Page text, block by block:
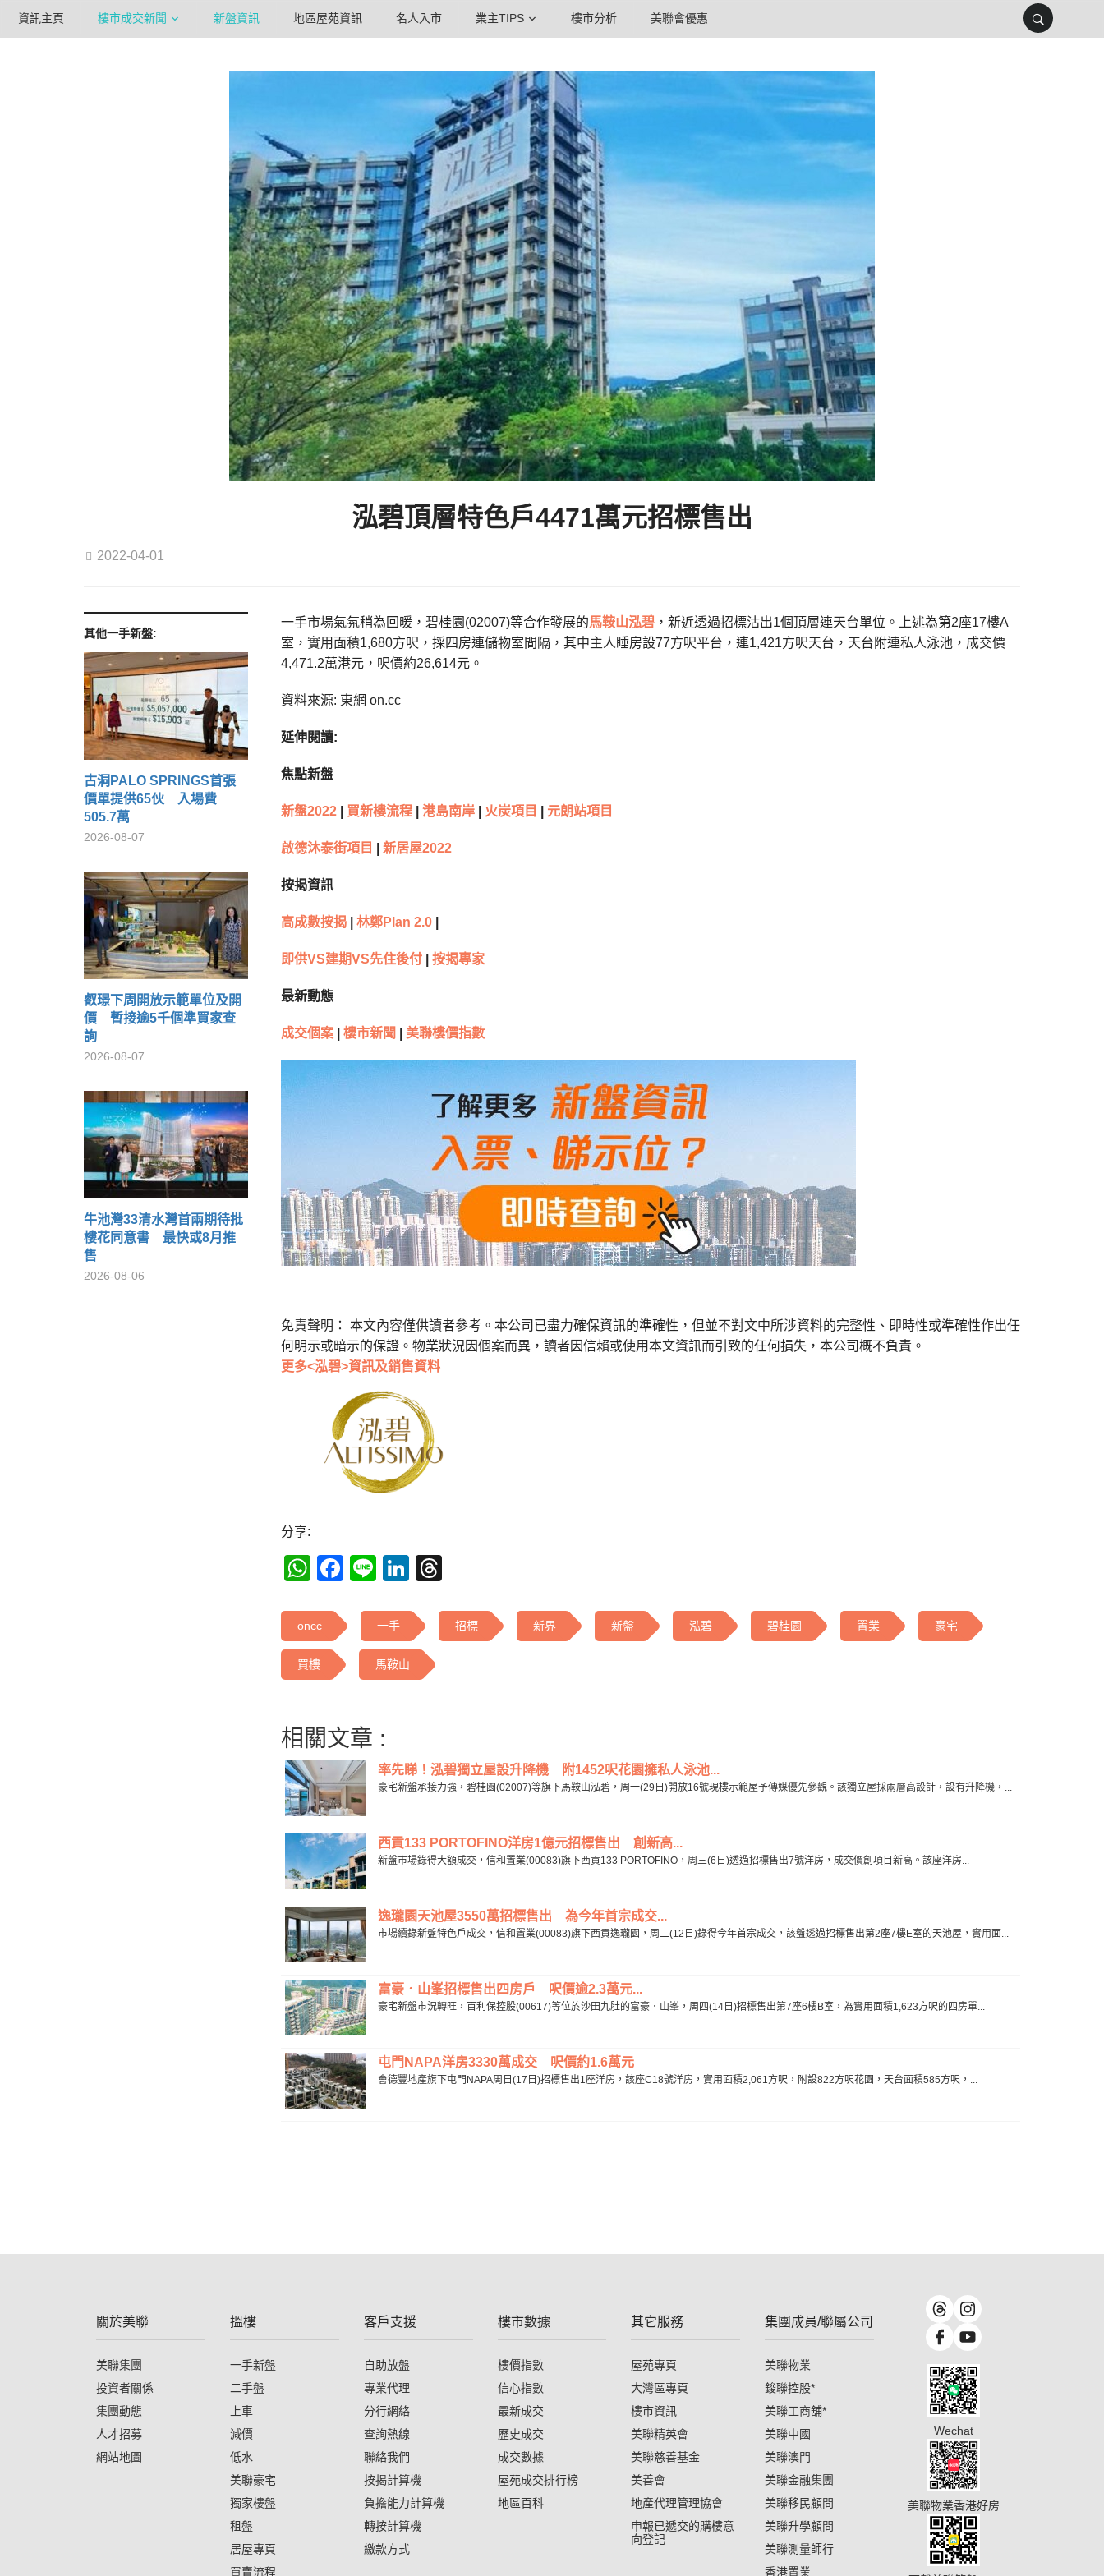
資訊主頁 樓市成交新聞 新盤資訊 地區屋苑資訊 名人入市 業主TIPS 樓市分析 美聯會優惠
泓碧頂層特色戶4471萬元招標售出
2022-04-01
其他一手新盤:
古洞PALO SPRINGS首張
價單提供65伙 入場費
505.7萬
2026-08-07
叡璟下周開放示範單位及開
價 暫接逾5千個準買家查
詢
2026-08-07
牛池灣33清水灣首兩期待批
樓花同意書 最快或8月推
售
2026-08-06
一手市場氣氛稍為回暖，碧桂園(02007)等合作發展的馬鞍山泓碧 ，新近透過招標沽出1個頂層連天台單位。上述為第2座17樓A
室，實用面積1,680方呎，採四房連儲物室間隔，其中主人睡房設77方呎平台，連1,421方呎天台，天台附連私人泳池，成交價
4,471.2萬港元，呎價約26,614元。
資料來源: 東網 on.cc
延伸閱讀:
焦點新盤
新盤2022 買新樓流程 港島南岸 火炭項目 元朗站項目
啟德沐泰街項目 新居屋2022
按揭資訊
高成數按揭 林鄭Plan 2.0
即供VS建期VS先住後付 按揭專家
最新動態
成交個案 樓市新聞 美聯樓價指數
免責聲明： 本文內容僅供讀者參考。本公司已盡力確保資訊的準確性，但並不對文中所涉資料的完整性、即時性或準確性作出任
何明示或暗示的保證。物業狀況因個案而異，讀者因信賴或使用本文資訊而引致的任何損失，本公司概不負責。
更多<泓碧>資訊及銷售資料
分享:
WhatsApp
Facebook
LineLinkedIn
oncc 一手 招標 新界 新盤 泓碧 碧桂園 置業 豪宅
買樓 馬鞍山
相關文章 :
率先睇！泓碧獨立屋設升降機 附1452呎花園擁私人泳池...
豪宅新盤承接力強，碧桂園(02007)等旗下馬鞍山泓碧，周一(29日)開放16號現樓示範屋予傳媒優先參觀。該獨立屋採兩層高設計，設有升降機，...
西貢133 PORTOFINO洋房1億元招標售出 創新高...
新盤市場錄得大額成交，信和置業(00083)旗下西貢133 PORTOFINO，周三(6日)透過招標售出7號洋房，成交價創項目新高。該座洋房...
逸瓏園天池屋3550萬招標售出 為今年首宗成交...
市場續錄新盤特色戶成交，信和置業(00083)旗下西貢逸瓏園，周二(12日)錄得今年首宗成交，該盤透過招標售出第2座7樓E室的天池屋，實用面...
富豪．山峯招標售出四房戶 呎價逾2.3萬元...
豪宅新盤市況轉旺，百利保控股(00617)等位於沙田九肚的富豪．山峯，周四(14日)招標售出第7座6樓B室，為實用面積1,623方呎的四房單...
屯門NAPA洋房3330萬成交 呎價約1.6萬元
會德豐地產旗下屯門NAPA周日(17日)招標售出1座洋房，該座C18號洋房，實用面積2,061方呎，附設822方呎花園，天台面積585方呎，...
關於美聯
美聯集團
投資者關係
集團動態
人才招募
網站地圖
搵樓
一手新盤
二手盤
上車
減價
低水
美聯豪宅
獨家樓盤
租盤
居屋專頁
買賣流程
客戶支援
自助放盤
專業代理
分行網絡
查詢熱線
聯絡我們
按揭計算機
負擔能力計算機
轉按計算機
繳款方式
樓市數據
樓價指數
信心指數
最新成交
歷史成交
成交數據
屋苑成交排行榜
地區百科
其它服務
屋苑專頁
大灣區專頁
樓市資訊
美聯精英會
美聯慈善基金
美善會
地產代理管理協會
申報已遞交的購樓意
向登記
集團成員/聯屬公司
美聯物業
鋑聯控股*
美聯工商舖*
美聯中國
美聯澳門
美聯金融集團
美聯移民顧問
美聯升學顧問
美聯測量師行
香港置業
Wechat
美聯物業香港好房